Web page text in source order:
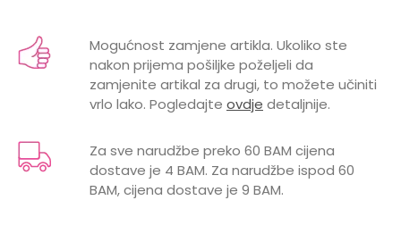
pomoć i porudžbine
+387 656-72209
Radno vreme
Pon-Subota: 09:00-
Pišite nam
aksaonlinebih@aksabih.ba
Kategorija
Majice
BOJA
BIJELA
LILLO&PIPPO
POL
MUŠKI
Email
Mogućnost zamjene artikla. Ukoliko ste
nakon prijema pošiljke poželjeli da
zamjenite artikal za drugi, to možete učiniti
vrlo lako. Pogledajte ovdje detaljnije.
Za sve narudžbe preko 60 BAM cijena
dostave je 4 BAM. Za narudžbe ispod 60
BAM, cijena dostave je 9 BAM.